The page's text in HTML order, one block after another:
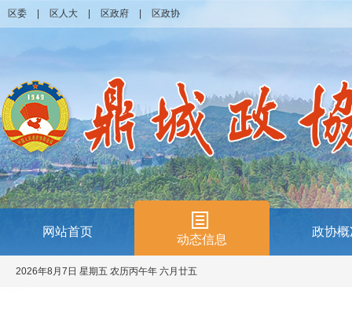
区委 区人大 区政府 区政协
网站首页
动态信息
政协概
2026年8月7日 星期五 农历丙午年 六月廿五